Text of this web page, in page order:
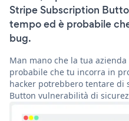
Stripe Subscription
tempo ed è probabile
bug.
Man mano che la tua
probabile che tu incorra in
hacker potrebbero tentare di
Button vulnerabilità di